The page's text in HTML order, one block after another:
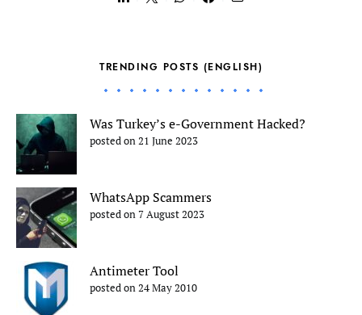
TRENDING POSTS (ENGLISH)
Was Turkey’s e-Government Hacked?
posted on 21 June 2023
WhatsApp Scammers
posted on 7 August 2023
Antimeter Tool
posted on 24 May 2010